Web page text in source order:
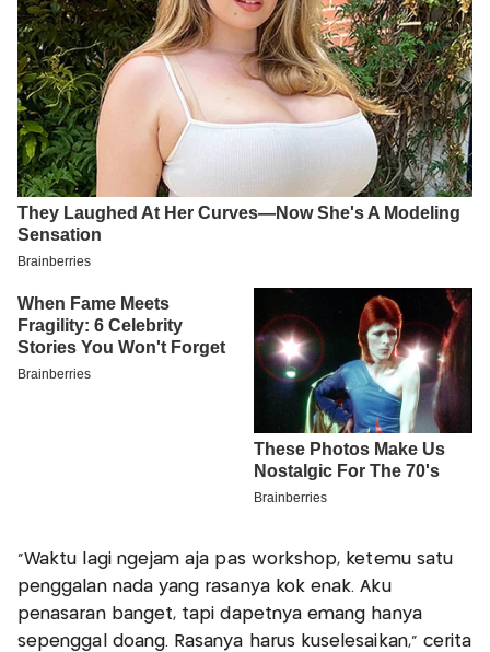
“Waktu lagi ngejam aja pas workshop, ketemu satu
penggalan nada yang rasanya kok enak. Aku
penasaran banget, tapi dapetnya emang hanya
sepenggal doang. Rasanya harus kuselesaikan,” cerita